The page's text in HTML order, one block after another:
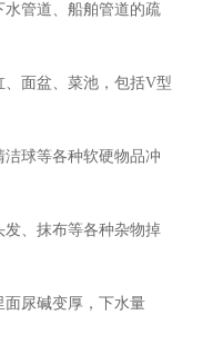
管道、船舶管道的疏
面盆、菜池，包括V型
球等各种软硬物品冲
、抹布等各种杂物掉
尿碱变厚，下水量